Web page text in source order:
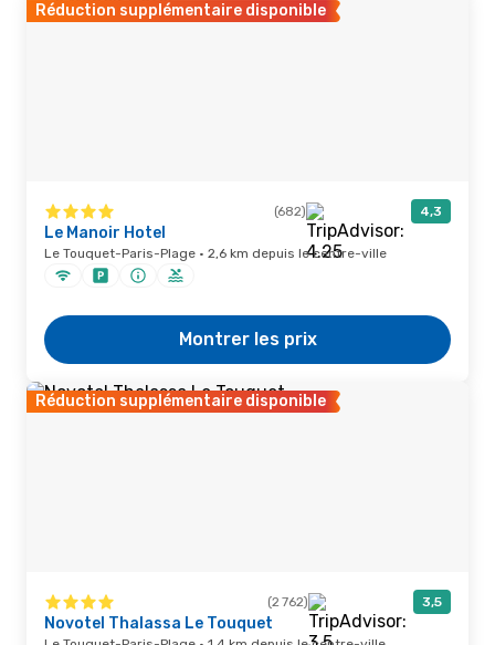
Réduction supplémentaire disponible
(682) 4,3
Le Manoir Hotel
Le Touquet-Paris-Plage · 2,6 km depuis le centre-ville
Montrer les prix
Réduction supplémentaire disponible
(2 762) 3,5
Novotel Thalassa Le Touquet